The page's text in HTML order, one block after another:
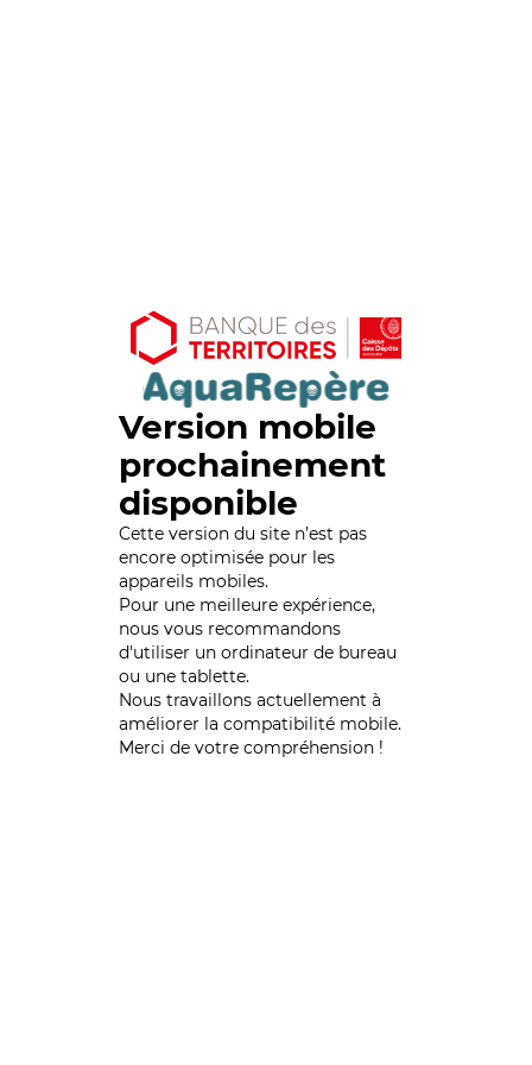
Version mobile
prochainement
disponible
Cette version du site n’est pas
encore optimisée pour les
appareils mobiles.
Pour une meilleure expérience,
nous vous recommandons
d'utiliser un ordinateur de bureau
ou une tablette.
Nous travaillons actuellement à
améliorer la compatibilité mobile.
Merci de votre compréhension !